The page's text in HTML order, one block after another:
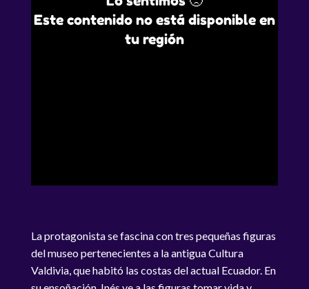
Este contenido no está disponible en
tu región
La protagonista se fascina con tres pequeñas figuras
del museo pertenecientes a la antigua Cultura
Valdivia, que habitó las costas del actual Ecuador. En